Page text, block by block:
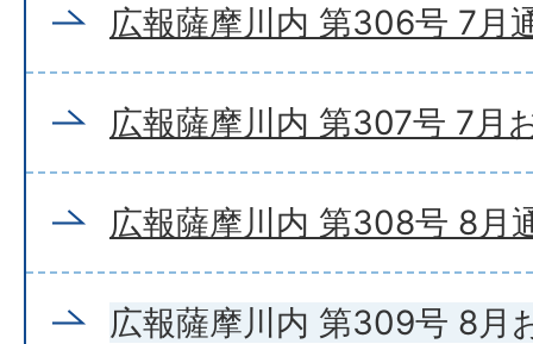
広報薩摩川内 第306号 7月
広報薩摩川内 第307号 7月
広報薩摩川内 第308号 8月
広報薩摩川内 第309号 8月